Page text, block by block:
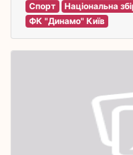
Спорт
Національна
ФК "Динамо" Київ